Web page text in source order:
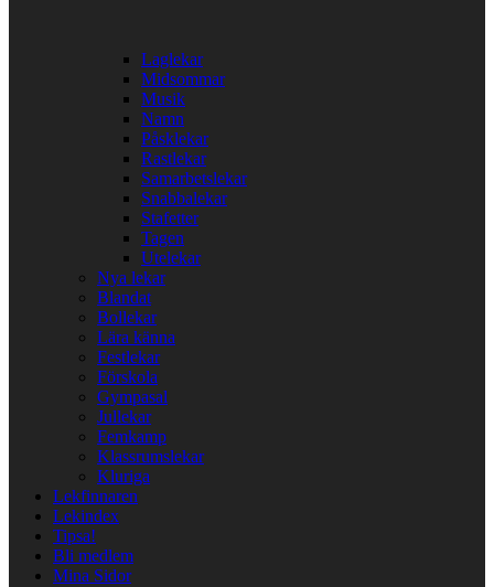
Laglekar
Midsommar
Musik
Namn
Påsklekar
Rastlekar
Samarbetslekar
Snabbalekar
Stafetter
Tagen
Utelekar
Nya lekar
Blandat
Bollekar
Lära känna
Festlekar
Förskola
Gympasal
Jullekar
Femkamp
Klassrumslekar
Kluriga
Lekfinnaren
Lekindex
Tipsa!
Bli medlem
Mina Sidor